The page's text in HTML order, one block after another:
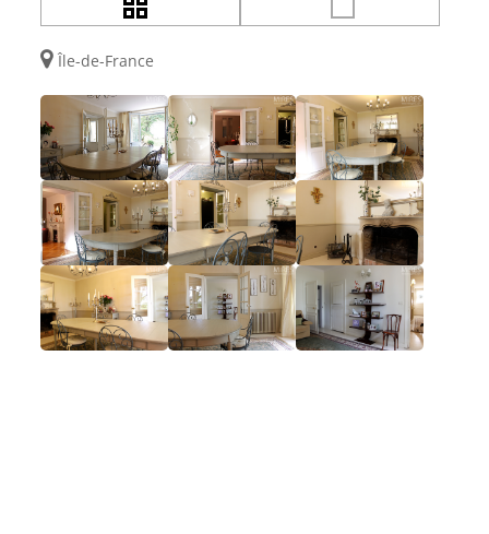
Île-de-France